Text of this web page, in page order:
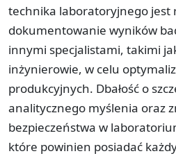
technika laboratoryjnego jest
dokumentowanie wyników
innymi specjalistami, takimi
inżynierowie, w celu
produkcyjnych. Dbałość o
analitycznego myślenia oraz
bezpieczeństwa w
które powinien posiadać